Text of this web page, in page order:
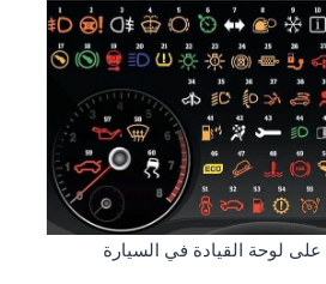
لوحة القيادة في السيارة